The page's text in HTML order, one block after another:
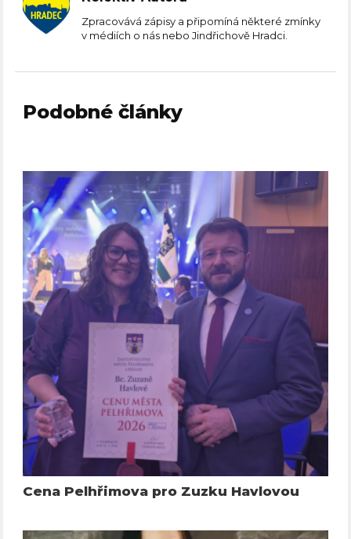
Zpracovává zápisy a připomíná některé zmínky
v médiích o nás nebo Jindřichově Hradci.
Podobné články
Cena Pelhřimova pro Zuzku Havlovou